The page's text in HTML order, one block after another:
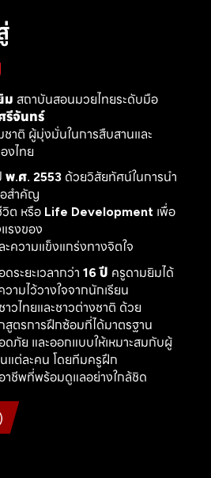
ม สถาบันสอนมวยไทยระดับมือ
รีจันทร์
าติ ผู้มุ่งมั่นในการสืบสานและ
งไทย
พ.ศ. 2553ด้วยวิสัยทัศน์ในการนำ
อสำคัญ
ต หรือ Life Developmentเพื่อ
รงของ
ะความแข็งแกร่งทางจิตใจ
ดระยะเวลากว่า 16 ปี ครูดามยิมได้
วามไว้วางใจจากนักเรียน
าวไทยและชาวต่างชาติ ด้วย
สูตรการฝึกซ้อมที่ได้มาตรฐาน
ดภัย และออกแบบให้เหมาะสมกับผู้
นแต่ละคน โดยทีมครูฝึก
าชีพที่พร้อมดูแลอย่างใกล้ชิด